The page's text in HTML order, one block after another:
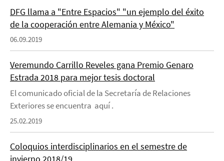
DFG llama a "Entre Espacios" "un ejemplo del éxito
de la cooperación entre Alemania y México"
06.09.2019
Veremundo Carrillo Reveles gana Premio Genaro
Estrada 2018 para mejor tesis doctoral
El comunicado oficial de la Secretaría de Relaciones
Exteriores se encuentra aquí .
25.02.2019
Coloquios interdisciplinarios en el semestre de